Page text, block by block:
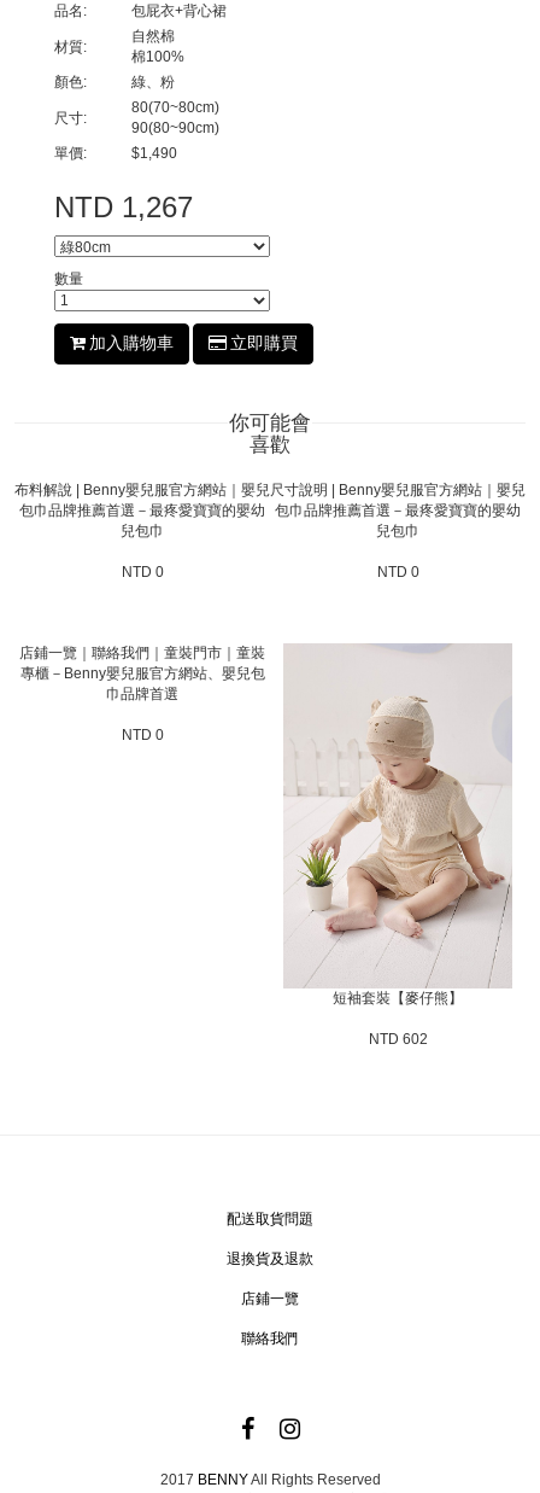
品名:
包屁衣+背心裙
材質:
自然棉
棉100%
顏色:
綠、粉
尺寸:
80(70~80cm)
90(80~90cm)
單價:
$1,490
NTD 1,267
數量
加入購物車 立即購買
你可能會
喜歡
布料解說 | Benny嬰兒服官方網站｜嬰兒
包巾品牌推薦首選－最疼愛寶寶的嬰幼
兒包巾
NTD 0
尺寸說明 | Benny嬰兒服官方網站｜嬰兒
包巾品牌推薦首選－最疼愛寶寶的嬰幼
兒包巾
NTD 0
店鋪一覽｜聯絡我們｜童裝門市｜童裝
專櫃－Benny嬰兒服官方網站、嬰兒包
巾品牌首選
NTD 0
短袖套裝【麥仔熊】
NTD 602
配送取貨問題
退換貨及退款
店鋪一覽
聯絡我們
2017 BENNYAll Rights Reserved